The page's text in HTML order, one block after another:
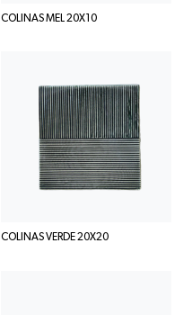
COLINAS MEL 20X10
COLINAS VERDE 20X20